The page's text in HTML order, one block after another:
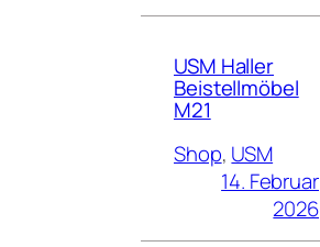
USM Haller
Beistellmöbel
M21
Shop, USM
14. Februar
2026